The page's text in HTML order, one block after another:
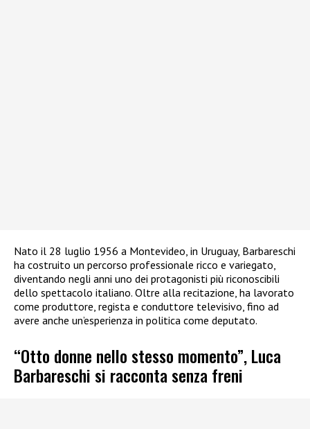
Nato il 28 luglio 1956 a Montevideo, in Uruguay, Barbareschi
ha costruito un percorso professionale ricco e variegato,
diventando negli anni uno dei protagonisti più riconoscibili
dello spettacolo italiano. Oltre alla recitazione, ha lavorato
come produttore, regista e conduttore televisivo, fino ad
avere anche un’esperienza in politica come deputato.
“Otto donne nello stesso momento”, Luca
Barbareschi si racconta senza freni